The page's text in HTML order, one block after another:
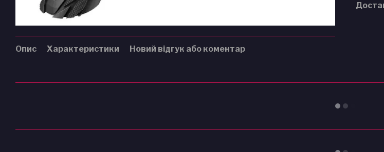
Опис Характеристики Новий відгук або коментар